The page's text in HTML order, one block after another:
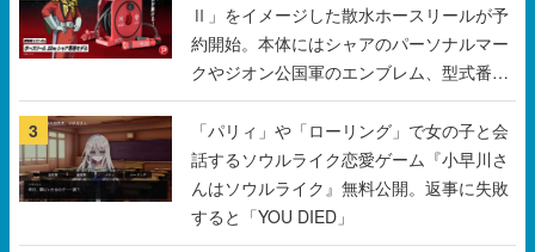
Ⅱ」をイメージした散水ホースリールが予
約開始。本体にはシャアのパーソナルマー
クやジオン公国軍のエンブレム、型式番号
などを配置
3
「パリィ」や「ローリング」で女の子と会
話するソウルライク恋愛ゲーム『小早川さ
んはソウルライク』無料公開。返事に失敗
すると「YOU DIED」